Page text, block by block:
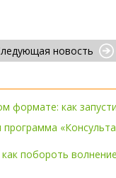
новость
формате: как
побороть